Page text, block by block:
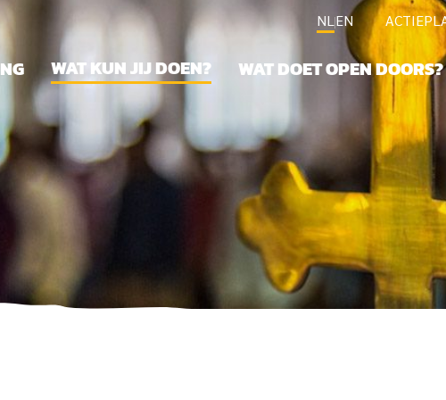
NL EN
WAT KUN JIJ DOEN? WAT DOET OPEN DOORS?